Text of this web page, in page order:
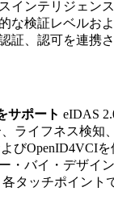
インテリジェン
な検証レベルお
証、認可を連携
サポート eIDAS
ライフネス検知
びOpenID4VCI
・バイ・デザイ
各タッチポイント